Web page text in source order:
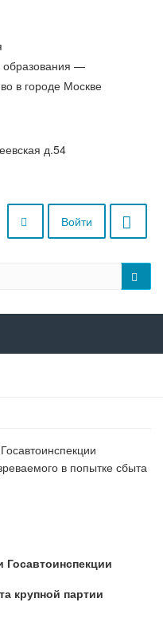
образования —
в городе Москве
д.54
Войти
Госавтоинспекции
крупной партии